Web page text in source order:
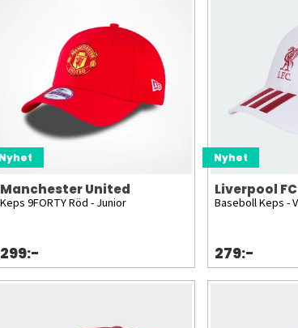
Nyhet
Manchester United
Keps 9FORTY Röd - Junior
299:-
Nyhet
Liverpool FC
Baseboll Keps -
279:-